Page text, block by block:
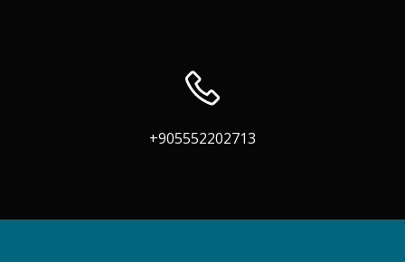
+905552202713